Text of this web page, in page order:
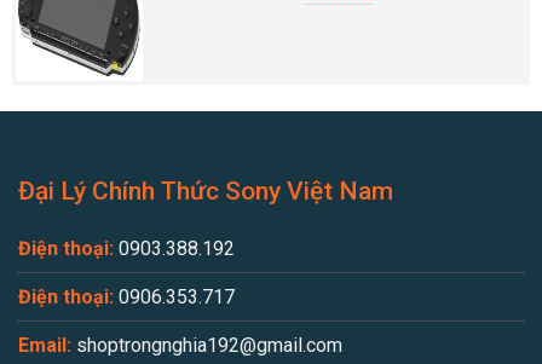
Đại Lý Chính Thức Sony Việt Nam
Điện thoại: 0903.388.192
Điện thoại: 0906.353.717
Email: shoptrongnghia192@gmail.com